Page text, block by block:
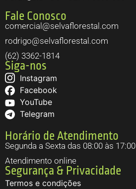
Fale Conosco
comercial@selvaflorestal.com
rodrigo@selvaflorestal.com
(62) 3362-1814
Siga-nos
Instagram
Facebook
YouTube
Telegram
Horário de Atendimento
Segunda a Sexta das 08:00 às 17:00
Atendimento online
Segurança & Privacidade
Termos e condições